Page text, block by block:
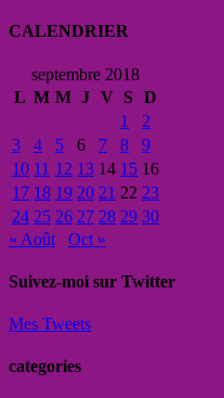
CALENDRIER
septembre 2018
L M M J V S D
1
2
3
4 5 6 7 8
9
10 11 12 13 14 15 16
17 18 19 20 21 22 23
24 25 26 27 28 29 30
« Août
Oct »
Suivez-moi sur Twitter
Mes Tweets
categories